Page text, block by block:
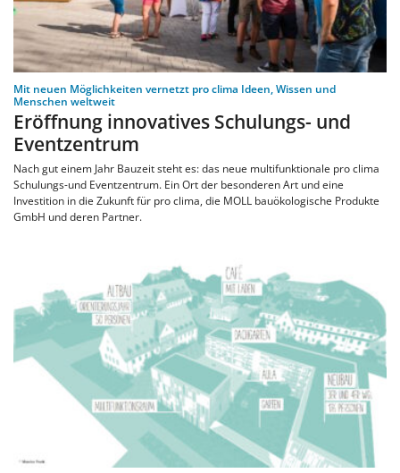
Mit neuen Möglichkeiten vernetzt pro clima Ideen, Wissen und
Menschen weltweit
Eröffnung innovatives Schulungs- und
Eventzentrum
Nach gut einem Jahr Bauzeit steht es: das neue multifunktionale pro clima
Schulungs-und Eventzentrum. Ein Ort der besonderen Art und eine
Investition in die Zukunft für pro clima, die MOLL bauökologische Produkte
GmbH und deren Partner.